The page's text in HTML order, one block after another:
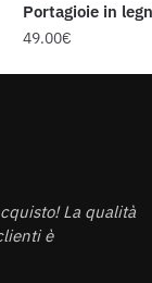
Portagioie in
49.00€
La qualità
è